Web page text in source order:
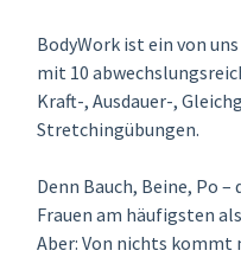
BodyWork ist ein von
mit 10
Kraft-, Ausdauer-,
Stretchingübungen.
Denn Bauch, Beine, Po
Frauen am häufigsten
Aber: Von nichts kommt